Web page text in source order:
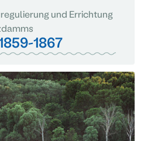
und Errichtung
1867